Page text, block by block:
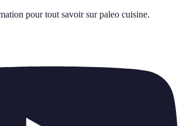
pour tout savoir sur paleo cuisine.